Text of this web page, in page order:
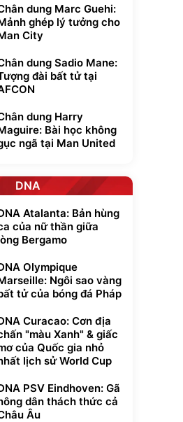
Lót ghế ôtô, nâng
lưng chống nóng
Đã bán nhiều
dung Marc Guehi:
ghép lý tưởng cho
City
dung Sadio Mane:
đài bất tử tại
dung Harry
Bài học không
ngã tại Man United
DNA
Atalanta: Bản hùng
của nữ thần giữa
Bergamo
Olympique
Ngôi sao vàng
tử của bóng đá Pháp
Curacao: Cơn địa
"màu Xanh" & giấc
của Quốc gia nhỏ
lịch sử World Cup
PSV Eindhoven: Gã
dân thách thức cả
Âu